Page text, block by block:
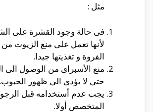
مثل :
فى حالة وجود القشرة على
لأنها تعمل على منع الزيوت
الفروة و تغذيتها جيدا.
منع الأسبراى من الوصول الى
حتى لا يؤدى الى ظهور الحبوب.
يجب عدم أستخدامه قبل
المتخصص أولا.